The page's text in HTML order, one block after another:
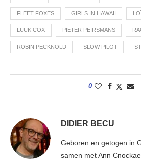
FLEET FOXES GIRLS IN HAWAII
LUUK COX PIETER PEIRSMANS
ROBIN PECKNOLD SLOW PILOT
0
DIDIER BECU
Geboren en getogen in
samen met Ann